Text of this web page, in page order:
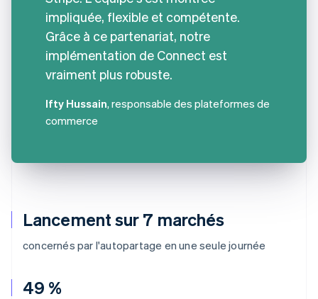
Lancement sur 7 marchés
concernés par l'autopartage en une seule journée
49 %
impliquée, flexible et compétente.
Grâce à ce partenariat, notre
implémentation de Connect est
vraiment plus robuste.
Ifty Hussain, responsable des plateformes de
commerce